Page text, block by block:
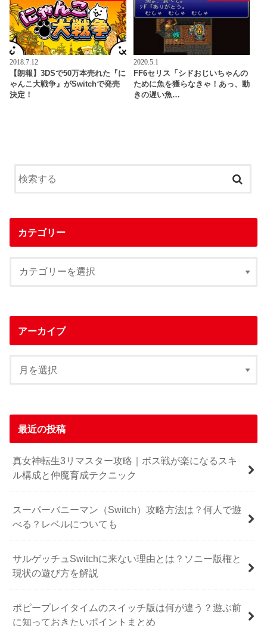
2018.7.12
【朗報】3DSで50万本売れた『に
ゃんこ大戦争』がSwitchで発売
決定！
2020.5.1
FF6セリス「シドおじいちゃんの
ために魚を獲らなきゃ！あっ、動
きの遅い魚…
カテゴリー
アーカイブ
最近の投稿
真女神転生3リマスター攻略｜ボス戦が楽になるスキ
ル構成と仲魔育成テクニック
スーパーバニーマン（Switch）攻略方法は？何人で遊
べる？レベルについても
サルゲッチュSwitchに来ない理由とは？ソニー版権と
現状の遊び方を解説
ポピープレイタイムのスイッチ版は何が違う？遊ぶ前
に知っておきたいポイントまとめ